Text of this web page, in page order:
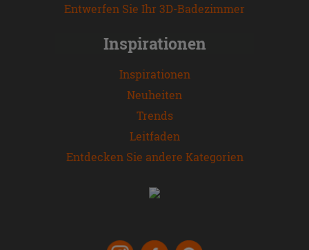
Entwerfen Sie Ihr 3D-Badezimmer
Inspirationen
Inspirationen
Neuheiten
Trends
Leitfaden
Entdecken Sie andere Kategorien